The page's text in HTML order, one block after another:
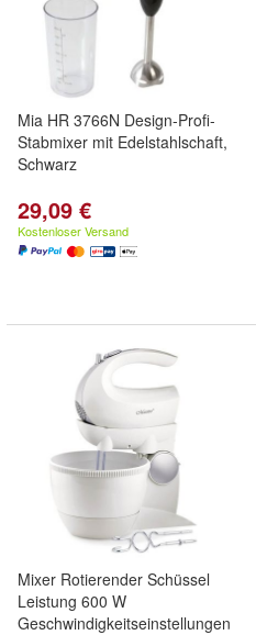
Mia HR 3766N Design-Profi-
Stabmixer mit Edelstahlschaft,
Schwarz
29,09 €
Kostenloser Versand
Mixer Rotierender Schüssel
Leistung 600 W
Geschwindigkeitseinstellungen